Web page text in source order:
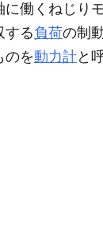
働くねじり
する負荷の制
のを動力計と